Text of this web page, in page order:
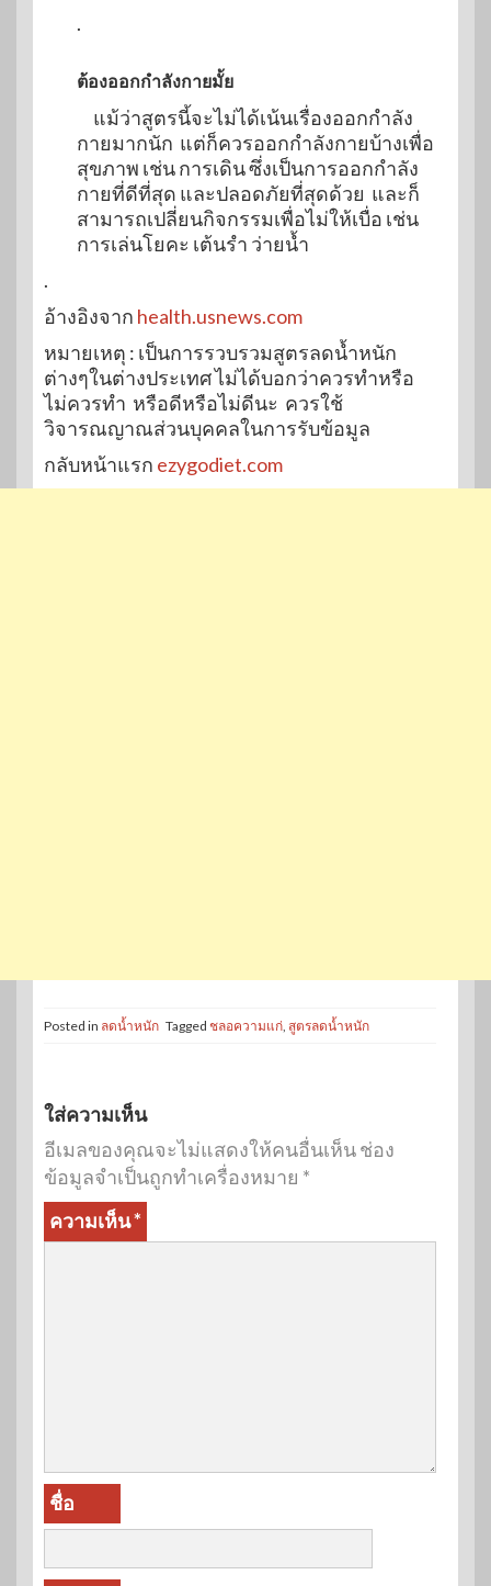
.
ต้องออกกำลังกายมั้ย
แม้ว่าสูตรนี้จะไม่ได้เน้นเรื่องออกกำลัง
กายมากนัก แต่ก็ควรออกกำลังกายบ้างเพื่อ
สุขภาพ เช่น การเดิน ซึ่งเป็นการออกกำลัง
กายที่ดีที่สุด และปลอดภัยที่สุดด้วย และก็
สามารถเปลี่ยนกิจกรรมเพื่อไม่ให้เบื่อ เช่น
การเล่นโยคะ เต้นรำ ว่ายน้ำ
.
อ้างอิงจาก health.usnews.com
หมายเหตุ : เป็นการรวบรวมสูตรลดน้ำหนัก
ต่างๆในต่างประเทศ ไม่ได้บอกว่าควรทำหรือ
ไม่ควรทำ หรือดีหรือไม่ดีนะ ควรใช้
วิจารณญาณส่วนบุคคลในการรับข้อมูล
กลับหน้าแรก ezygodiet.com
Posted in ลดน้ำหนัก Tagged ชลอความแก่, สูตรลดน้ำหนัก
ใส่ความเห็น
อีเมลของคุณจะไม่แสดงให้คนอื่นเห็นช่อง
ข้อมูลจำเป็นถูกทำเครื่องหมาย *
ความเห็น*
ชื่อ